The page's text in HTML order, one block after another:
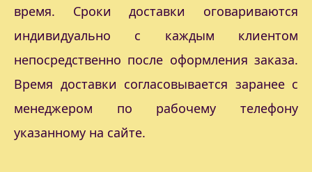
время. Сроки доставки оговариваются
индивидуально с каждым клиентом
непосредственно после оформления заказа.
Время доставки согласовывается заранее с
менеджером по рабочему телефону
указанному на сайте.